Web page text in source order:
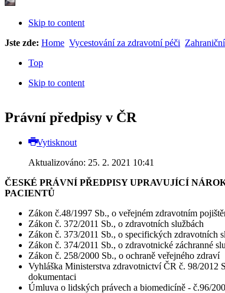
Skip to content
Jste zde: Home Vycestování za zdravotní péči
Top
Skip to content
Právní předpisy v ČR
Vytisknout
Aktualizováno: 25. 2. 2021 10:41
ČESKÉ PRÁVNÍ PŘEDPISY UPRAVUJÍCÍ
PACIENTŮ
Zákon č.48/1997 Sb., o veřejném zdravotním
Zákon č. 372/2011 Sb., o zdravotních službách
Zákon č. 373/2011 Sb., o specifických zdravotních
Zákon č. 374/2011 Sb., o zdravotnické záchranné
Zákon č. 258/2000 Sb., o ochraně veřejného zdraví
Vyhláška Ministerstva zdravotnictví ČR č. 98/2012
dokumentaci
Úmluva o lidských právech a biomedicíně - č.96/